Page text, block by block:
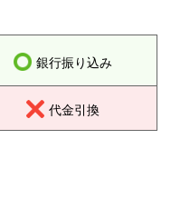
銀行振り込み
代金引換